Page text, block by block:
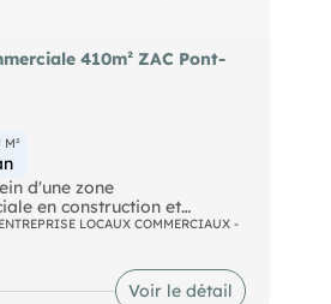
410m² ZAC Pont-
d'une zone
en construction et
de PONT L'ABBE, une
NUMERO 5) en état
développant une surface de
et fluides en attente.
LOCAUX COMMERCIAUX -
Voir le détail